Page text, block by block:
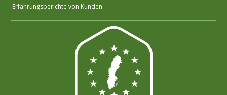
Erfahrungsberichte von Kunden